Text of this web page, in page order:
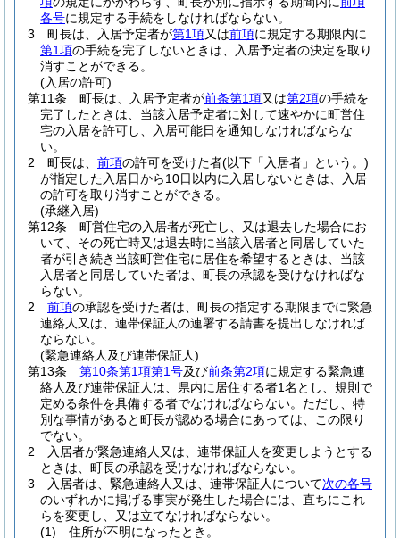
各号に規定する手続をしなければならない。
3
町長は、入居予定者が第1項又は前項に規定する期限内に
第1項の手続を完了しないときは、入居予定者の決定を取り
消すことができる。
(入居の許可)
第11条
町長は、入居予定者が前条第1項又は第2項の手続を
完了したときは、当該入居予定者に対して速やかに町営住
宅の入居を許可し、入居可能日を通知しなければならな
い。
2
町長は、 前項の許可を受けた者(以下「入居者」という。)
が指定した入居日から10日以内に入居しないときは、入居
の許可を取り消すことができる。
(承継入居)
第12条
町営住宅の入居者が死亡し、又は退去した場合にお
いて、その死亡時又は退去時に当該入居者と同居していた
者が引き続き当該町営住宅に居住を希望するときは、当該
入居者と同居していた者は、町長の承認を受けなければな
らない。
2
前項の承認を受けた者は、町長の指定する期限までに緊急
連絡人又は、連帯保証人の連署する請書を提出しなければ
ならない。
(緊急連絡人及び連帯保証人)
第13条
第10条第1項第1号及び前条第2項に規定する緊急連
絡人及び連帯保証人は、県内に居住する者1名とし、規則で
定める条件を具備する者でなければならない。 ただし、特
別な事情があると町長が認める場合にあっては、この限り
でない。
2
入居者が緊急連絡人又は、連帯保証人を変更しようとする
ときは、町長の承認を受けなければならない。
3
入居者は、緊急連絡人又は、連帯保証人について次の各号
のいずれかに掲げる事実が発生した場合には、直ちにこれ
らを変更し、又は立てなければならない。
(1)
住所が不明になったとき。